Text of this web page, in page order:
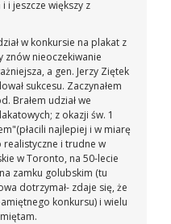
i jeszcze większy z
w konkursie na plakat z
znów nieoczekiwanie
a gen. Jerzy Ziętek
sukcesu. Zaczynałem
Brałem udział we
z okazji św. 1
najlepiej i w miarę
i trudne w
w Toronto, na 50-lecie
zamku golubskim (tu
dotrzymał- zdaje się, że
konkursu) i wielu